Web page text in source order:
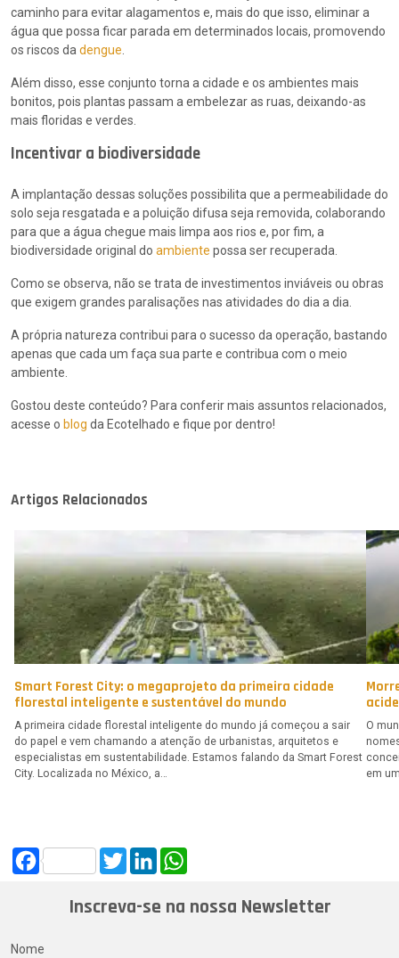
caminho para evitar alagamentos e, mais do que isso, eliminar a
água que possa ficar parada em determinados locais, promovendo
os riscos dadengue.
Além disso, esse conjunto torna a cidade e os ambientes mais
bonitos, pois plantas passam a embelezar as ruas, deixando-as
mais floridas e verdes.
Incentivar a biodiversidade
A implantação dessas soluções possibilita que a permeabilidade do
solo seja resgatada e a poluição difusa seja removida, colaborando
para que a água chegue mais limpa aos rios e, por fim, a
biodiversidade original do ambiente possa ser recuperada.
Como se observa, não se trata de investimentos inviáveis ou obras
que exigem grandes paralisações nas atividades do dia a dia.
A própria natureza contribui para o sucesso da operação, bastando
apenas que cada um faça sua parte e contribua com o meio
ambiente.
Gostou deste conteúdo? Para conferir mais assuntos relacionados,
acesse o blog da Ecotelhado e fique por dentro!
Artigos Relacionados
Smart Forest City: o megaprojeto da primeira cidade
florestal inteligente e sustentável do mundo
A primeira cidade florestal inteligente do mundo já começou a sair
do papel e vem chamando a atenção de urbanistas, arquitetos e
especialistas em sustentabilidade. Estamos falando da Smart Forest
City. Localizada no México, a…
O
em
Facebook TwitterLinkedIn
Inscreva-se na nossa Newsletter
Nome